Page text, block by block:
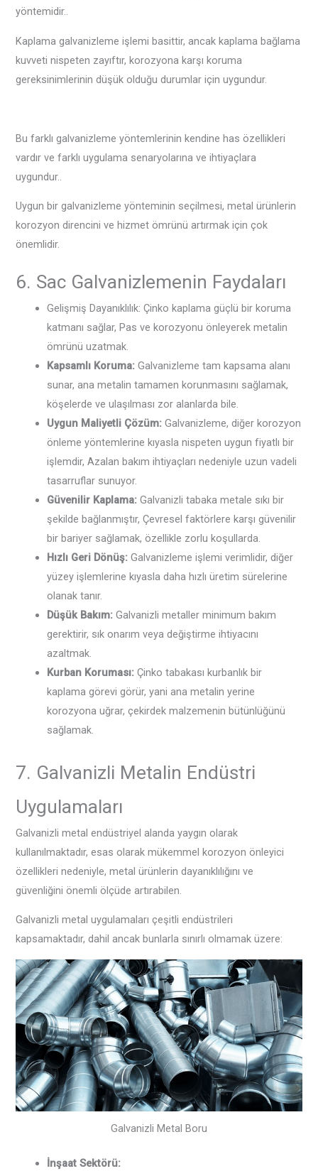
yöntemidir..
Kaplama galvanizleme işlemi basittir, ancak kaplama bağlama
kuvveti nispeten zayıftır, korozyona karşı koruma
gereksinimlerinin düşük olduğu durumlar için uygundur‌.
Bu farklı galvanizleme yöntemlerinin kendine has özellikleri
vardır ve farklı uygulama senaryolarına ve ihtiyaçlara
uygundur..
Uygun bir galvanizleme yönteminin seçilmesi, metal ürünlerin
korozyon direncini ve hizmet ömrünü artırmak için çok
önemlidir.
6. Sac Galvanizlemenin Faydaları
Gelişmiş Dayanıklılık: Çinko kaplama güçlü bir koruma
katmanı sağlar, Pas ve korozyonu önleyerek metalin
ömrünü uzatmak.
Kapsamlı Koruma: Galvanizleme tam kapsama alanı
sunar, ana metalin tamamen korunmasını sağlamak,
köşelerde ve ulaşılması zor alanlarda bile.
Uygun Maliyetli Çözüm: Galvanizleme, diğer korozyon
önleme yöntemlerine kıyasla nispeten uygun fiyatlı bir
işlemdir, Azalan bakım ihtiyaçları nedeniyle uzun vadeli
tasarruflar sunuyor.
Güvenilir Kaplama:Galvanizli tabaka metale sıkı bir
şekilde bağlanmıştır, Çevresel faktörlere karşı güvenilir
bir bariyer sağlamak, özellikle zorlu koşullarda.
Hızlı Geri Dönüş:Galvanizleme işlemi verimlidir, diğer
yüzey işlemlerine kıyasla daha hızlı üretim sürelerine
olanak tanır.
Düşük Bakım: Galvanizli metaller minimum bakım
gerektirir, sık onarım veya değiştirme ihtiyacını
azaltmak.
Kurban Koruması: Çinko tabakası kurbanlık bir
kaplama görevi görür, yani ana metalin yerine
korozyona uğrar, çekirdek malzemenin bütünlüğünü
sağlamak.
7. Galvanizli Metalin Endüstri
Uygulamaları
‌Galvanizli metal endüstriyel alanda yaygın olarak
kullanılmaktadır, esas olarak mükemmel korozyon önleyici
özellikleri nedeniyle, metal ürünlerin dayanıklılığını ve
güvenliğini önemli ölçüde artırabilen. ‌
Galvanizli metal uygulamaları çeşitli endüstrileri
kapsamaktadır, dahil ancak bunlarla sınırlı olmamak üzere:
Galvanizli Metal Boru
İnşaat Sektörü‌: